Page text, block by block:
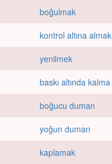
boğulmak
kontrol altına almak
yenilmek
baskı altında kalma
boğucu duman
yoğun duman
kaplamak